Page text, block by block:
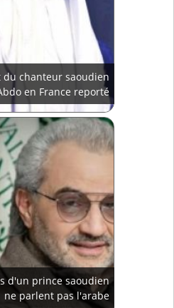
du chanteur saoudien
en France reporté
d'un prince saoudien
ne parlent pas l'arabe